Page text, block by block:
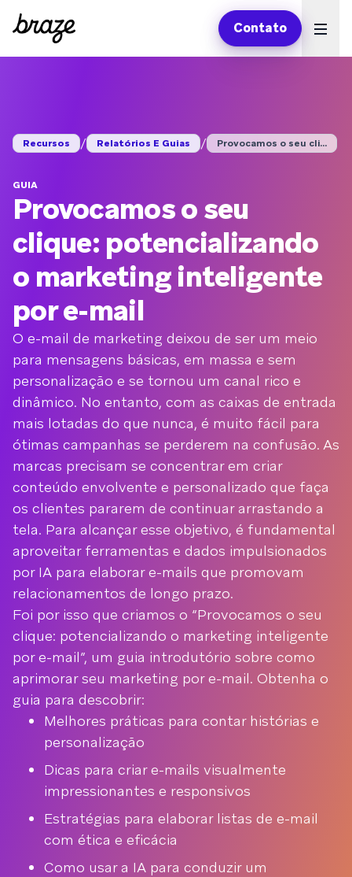
Contato
Recursos / Relatórios E Guias / Provocamos o seu cli...
GUIA
Provocamos o seu
clique: potencializando
o marketing inteligente
por e-mail
O e-mail de marketing deixou de ser um meio
para mensagens básicas, em massa e sem
personalização e se tornou um canal rico e
dinâmico. No entanto, com as caixas de entrada
mais lotadas do que nunca, é muito fácil para
ótimas campanhas se perderem na confusão. As
marcas precisam se concentrar em criar
conteúdo envolvente e personalizado que faça
os clientes pararem de continuar arrastando a
tela. Para alcançar esse objetivo, é fundamental
aproveitar ferramentas e dados impulsionados
por IA para elaborar e-mails que promovam
relacionamentos de longo prazo.
Foi por isso que criamos o “Provocamos o seu
clique: potencializando o marketing inteligente
por e-mail”, um guia introdutório sobre como
aprimorar seu marketing por e-mail. Obtenha o
guia para descobrir:
Melhores práticas para contar histórias e
personalização
Dicas para criar e-mails visualmente
impressionantes e responsivos
Estratégias para elaborar listas de e-mail
com ética e eficácia
Como usar a IA para conduzir um